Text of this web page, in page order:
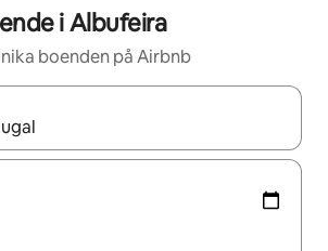
i Albufeira
boenden på Airbnb
tillgängliga kan du navigera med upp- och